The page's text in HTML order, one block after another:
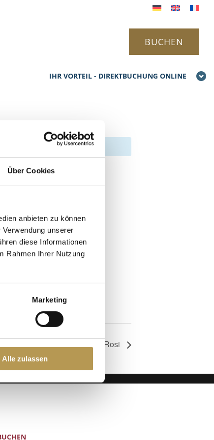
Über Cookies
anbieten zu können
unserer
diese Informationen
Rahmen Ihrer Nutzung
Marketing
Alle zulassen
IHR VORTEIL - DIREKTBUCHUNG ONLINE
BUCHEN
Autogenes Training mit Rosi